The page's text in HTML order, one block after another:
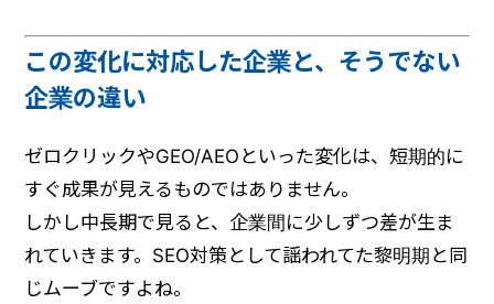
この変化に対応した企業と、そうでない
企業の違い
ゼロクリックやGEO/AEOといった変化は、短期的に
すぐ成果が見えるものではありません。
しかし中長期で見ると、企業間に少しずつ差が生ま
れていきます。SEO対策として謡われてた黎明期と同
じムーブですよね。